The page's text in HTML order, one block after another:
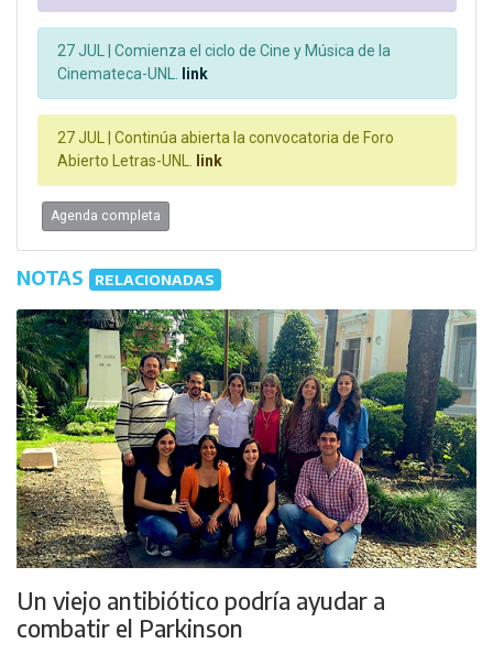
27 JUL | Comienza el ciclo de Cine y Música de la
Cinemateca-UNL. link
27 JUL | Continúa abierta la convocatoria de Foro
Abierto Letras-UNL. link
Agenda completa
NOTAS RELACIONADAS
Un viejo antibiótico podría ayudar a
combatir el Parkinson